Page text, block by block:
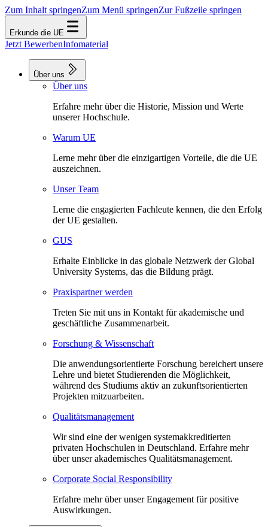
Zum Inhalt springenZum Menü springenZur Fußzeile springen
Erkunde die UE
Jetzt BewerbenInfomaterial
Über uns
Über uns
Erfahre mehr über die Historie, Mission und Werte
unserer Hochschule.
Warum UE
Lerne mehr über die einzigartigen Vorteile, die die UE
auszeichnen.
Unser Team
Lerne die engagierten Fachleute kennen, die den Erfolg
der UE gestalten.
GUS
Erhalte Einblicke in das globale Netzwerk der Global
University Systems, das die Bildung prägt.
Praxispartner werden
Treten Sie mit uns in Kontakt für akademische und
geschäftliche Zusammenarbeit.
Forschung & Wissenschaft
Die anwendungsorientierte Forschung bereichert unsere
Lehre und bietet Studierenden die Möglichkeit,
während des Studiums aktiv an zukunftsorientierten
Projekten mitzuarbeiten.
Qualitätsmanagement
Wir sind eine der wenigen systemakkreditierten
privaten Hochschulen in Deutschland. Erfahre mehr
über unser akademisches Qualitätsmanagement.
Corporate Social Responsibility
Erfahre mehr über unser Engagement für positive
Auswirkungen.